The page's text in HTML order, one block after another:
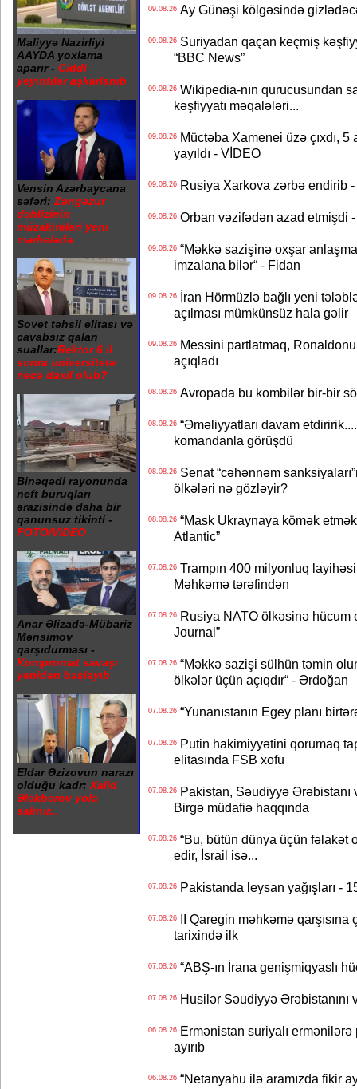
Maliyyə Nazirliyi
AAYDA yoxlama
aparır - Ciddi
yeyintilər aşkarlanıb
Vensin Azərbaycana
səfəri: Zəngəzur
dəhlizinin
müzakirələri yeni
mərhələdə
Sovet təhsil elitası və
cavabsız qalan
suallar:Rektor 6 il
sonra universitetə
necə daxil olub?
Binəqədi rayonunda
neft buruqları
ərazisində daha bir
qanunsuz tikinti -
FOTO/VİDEO
Anar Əlizadə-Mübariz
Mənsimov
qarşıdurması -
Kompromat savaşı
yenidən başlayıb
Eldar Əzizovun narazı
olduğu kadr: Xalid
Ələkbərov yola
salınır...
09.08.26Ay Günəşi kölgəsində
09.08.26Suriyadan qaçan keçmiş
“BBC News”
09.08.26Wikipedia-nın qurucusundan
kəşfiyyatı məqalələri...
09.08.26Müctəba Xamenei üzə çıxdı, 5
yayıldı - VİDEO
09.08.26Rusiya Xarkova zərbə endirib
09.08.26Orban vəzifədən azad etmişdi
09.08.26“Məkkə sazişinə oxşar
imzalana bilər“ - Fidan
09.08.26İran Hörmüzlə bağlı yeni
açılması mümkünsüz hala gəlir
09.08.26Messini partlatmaq, Ronaldonu
açıqladı
08.08.26Avropada bu kombilər bir-bir
08.08.26“Əməliyyatları davam
komandanla görüşdü
08.08.26Senat “cəhənnəm
ölkələri nə gözləyir?
08.08.26“Mask Ukraynaya kömək
Atlantic”
07.08.26Trampın 400 milyonluq
Məhkəmə tərəfindən
07.08.26Rusiya NATO ölkəsinə hücum
Journal”
07.08.26“Məkkə sazişi sülhün təmin
ölkələr üçün açıqdır“ - Ərdoğan
07.08.26“Yunanıstanın Egey planı
07.08.26Putin hakimiyyətini qorumaq
elitasında FSB xofu
07.08.26Pakistan, Səudiyyə Ərəbistanı
Birgə müdafiə haqqında
07.08.26“Bu, bütün dünya üçün fəlakət
edir, İsrail isə...
07.08.26Pakistanda leysan yağışları -
07.08.26II Qaregin məhkəmə qarşısına
tarixində ilk
07.08.26“ABŞ-ın İrana genişmiqyaslı
07.08.26Husilər Səudiyyə Ərəbistanını
06.08.26Ermənistan suriyalı ermənilərə
ayırıb
06.08.26“Netanyahu ilə aramızda fikir